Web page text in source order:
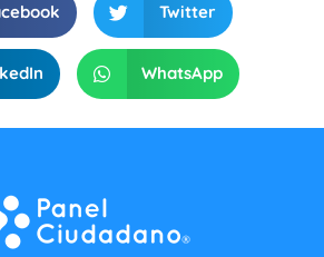
Twitter
WhatsApp